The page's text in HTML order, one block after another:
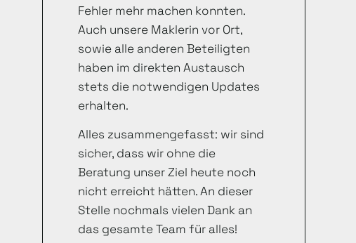
Fehler mehr machen konnten.
Auch unsere Maklerin vor Ort,
sowie alle anderen Beteiligten
haben im direkten Austausch
stets die notwendigen Updates
erhalten.
Alles zusammengefasst: wir sind
sicher, dass wir ohne die
Beratung unser Ziel heute noch
nicht erreicht hätten. An dieser
Stelle nochmals vielen Dank an
das gesamte Team für alles!